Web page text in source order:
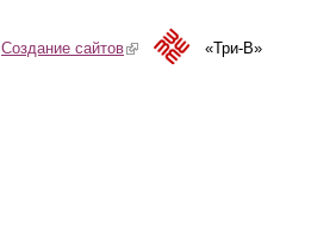
Создание сайтов(link is external)«Три-В»